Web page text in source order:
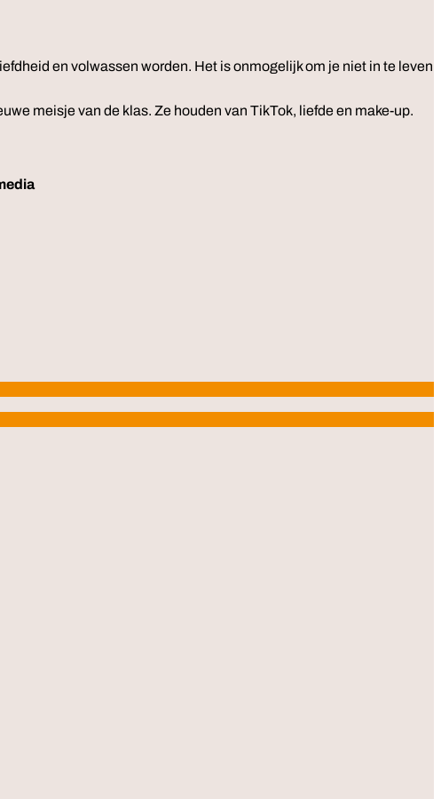
en volwassen worden. Het is onmogelijk om je niet in te leven
meisje van de klas. Ze houden van TikTok, liefde en make-up.